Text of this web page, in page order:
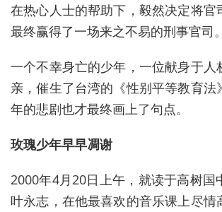
在热心人士的帮助下，毅然决定将官
最终赢得了一场来之不易的刑事官司。
一个不幸身亡的少年，一位献身于人
亲，催生了台湾的《性别平等教育法
年的悲剧也才最终画上了句点。
玫瑰少年早早凋谢
2000年4月20日上午，就读于高树国
叶永志，在他最喜欢的音乐课上尽情